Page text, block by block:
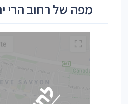
מפה של רחוב הרי